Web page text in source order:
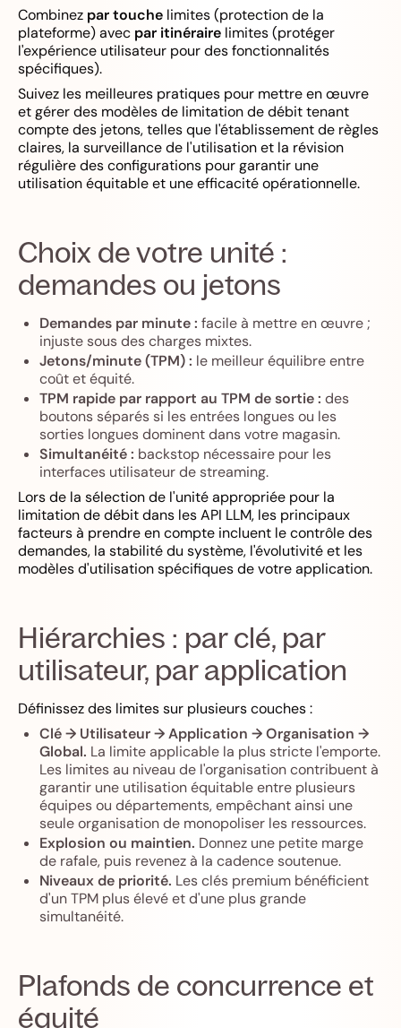
Combinez par touche limites (protection de la
plateforme) avec par itinéraire limites (protéger
l'expérience utilisateur pour des fonctionnalités
spécifiques).
Suivez les meilleures pratiques pour mettre en œuvre
et gérer des modèles de limitation de débit tenant
compte des jetons, telles que l'établissement de règles
claires, la surveillance de l'utilisation et la révision
régulière des configurations pour garantir une
utilisation équitable et une efficacité opérationnelle.
Choix de votre unité :
demandes ou jetons
Demandes par minute : facile à mettre en œuvre ;
injuste sous des charges mixtes.
Jetons/minute (TPM) : le meilleur équilibre entre
coût et équité.
TPM rapide par rapport au TPM de sortie : des
boutons séparés si les entrées longues ou les
sorties longues dominent dans votre magasin.
Simultanéité : backstop nécessaire pour les
interfaces utilisateur de streaming.
Lors de la sélection de l'unité appropriée pour la
limitation de débit dans les API LLM, les principaux
facteurs à prendre en compte incluent le contrôle des
demandes, la stabilité du système, l'évolutivité et les
modèles d'utilisation spécifiques de votre application.
Hiérarchies : par clé, par
utilisateur, par application
Définissez des limites sur plusieurs couches :
Clé → Utilisateur → Application → Organisation →
Global. La limite applicable la plus stricte l'emporte.
Les limites au niveau de l'organisation contribuent à
garantir une utilisation équitable entre plusieurs
équipes ou départements, empêchant ainsi une
seule organisation de monopoliser les ressources.
Explosion ou maintien. Donnez une petite marge
de rafale, puis revenez à la cadence soutenue.
Niveaux de priorité. Les clés premium bénéficient
d'un TPM plus élevé et d'une plus grande
simultanéité.
Plafonds de concurrence et
équité